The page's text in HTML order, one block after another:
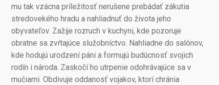
mu tak vzácna príležitosť nerušene prebádať zákutia
stredovekého hradu a nahliadnuť do života jeho
obyvateľov. Zažije rozruch v kuchyni, kde pozoruje
obratne sa zvŕtajúce služobníctvo. Nahliadne do salónov,
kde hodujú urodzení páni a formujú budúcnosť svojich
rodín i národa. Zaskočí ho utrpenie odohrávajúce sa v
mučiarni. Obdivuje oddanosť vojakov, ktorí chránia